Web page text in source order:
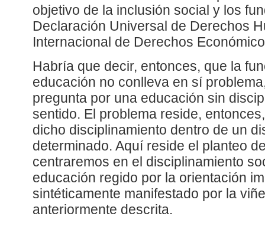
objetivo de la inclusión social y los
Declaración Universal de Derechos
Internacional de Derechos
Habría que decir, entonces, que la
educación no conlleva en sí
pregunta por una educación sin
sentido. El problema reside,
dicho disciplinamiento dentro de un
determinado. Aquí reside el planteo
centraremos en el disciplinamiento
educación regido por la orientación
sintéticamente manifestado por la
anteriormente descrita.